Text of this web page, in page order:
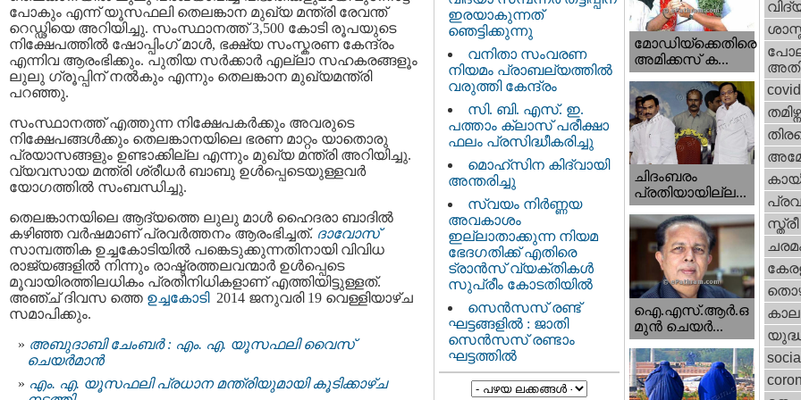
പോകും എന്ന് യൂസഫലി തെലങ്കാന മുഖ്യ മന്ത്രി രേവന്ത്
റെഡ്ഢിയെ അറിയിച്ചു. സംസ്ഥാനത്ത് 3,500 കോടി രൂപയുടെ
നിക്ഷേപത്തിൽ ഷോപ്പിംഗ് മാൾ, ഭക്ഷ്യ സംസ്കരണ കേന്ദ്രം
എന്നിവ ആരംഭിക്കും. പുതിയ സർക്കാർ എല്ലാ സഹകരങ്ങളൂം
ലുലു ഗ്രൂപ്പിന് നൽകും എന്നും തെലങ്കാന മുഖ്യമന്ത്രി
പറഞ്ഞു.
സംസ്ഥാനത്ത് എത്തുന്ന നിക്ഷേപകർക്കും അവരുടെ
നിക്ഷേപങ്ങൾക്കും തെലങ്കാനയിലെ ഭരണ മാറ്റം യാതൊരു
പ്രയാസങ്ങളും ഉണ്ടാക്കില്ല എന്നും മുഖ്യ മന്ത്രി അറിയിച്ചു.
വ്യവസായ മന്ത്രി ശ്രീധർ ബാബു ഉൾപ്പെടെയുള്ളവർ
യോഗത്തിൽ സംബന്ധിച്ചു.
തെലങ്കാനയിലെ ആദ്യത്തെ ലുലു മാൾ ഹൈദരാ ബാദിൽ
കഴിഞ്ഞ വർഷമാണ് പ്രവർത്തനം ആരംഭിച്ചത്. ദാവോസ്
സാമ്പത്തിക ഉച്ചകോടിയിൽ പങ്കെടുക്കുന്നതിനായി വിവിധ
രാജ്യങ്ങളിൽ നിന്നും രാഷ്ട്രത്തലവന്മാർ ഉൾപ്പെടെ
മൂവായിരത്തിലധികം പ്രതിനിധികളാണ് എത്തിയിട്ടുള്ളത്.
അഞ്ച് ദിവസ ത്തെ ഉച്ചകോടി 2014 ജനുവരി 19 വെള്ളിയാഴ്ച
സമാപിക്കും.
അബുദാബി ചേംബര്‍ : എം. എ. യൂസഫലി വൈസ്
ചെയര്‍മാന്‍
എം. എ. യൂസഫലി പ്രധാന മന്ത്രിയുമായി കൂടിക്കാഴ്ച
ഇരയാകുന്നത്‌
ഞെട്ടിക്കുന്നു
വനിതാ സംവരണ
നിയമം പ്രാബല്യത്തിൽ
വരുത്തി കേന്ദ്രം
സി. ബി. എസ്. ഇ.
പത്താം ക്ലാസ് പരീക്ഷാ
ഫലം പ്രസിദ്ധീകരിച്ചു
മൊഹ്‌സിന കിദ്വായി
അന്തരിച്ചു
സ്വയം നിർണ്ണയ
അവകാശം
ഇല്ലാതാക്കുന്ന നിയമ
ഭേദഗതിക്ക് എതിരെ
ട്രാൻസ് വ്യക്തികൾ
സുപ്രീം കോടതിയിൽ
സെന്‍സസ് രണ്ട്
ഘട്ടങ്ങളിൽ : ജാതി
സെന്‍സസ് രണ്ടാം
ഘട്ടത്തിൽ
മോഡിയ്ക്കെതിരെ
അമിക്കസ് ക...
ചിദംബരം
പ്രതിയായില്ല...
ഐ.എസ്.ആര്‍.ഒ
മുന്‍ ചെയര്‍...